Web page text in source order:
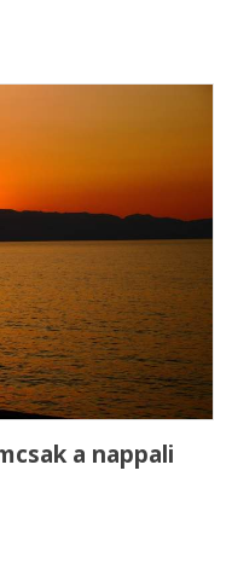
a nappali